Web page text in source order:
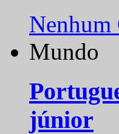
Nenhum
Mundo
júnior